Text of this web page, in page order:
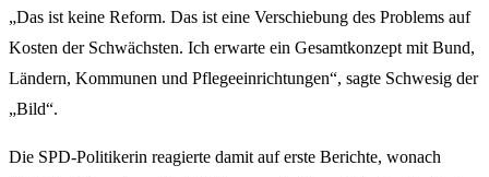
„Das ist keine Reform. Das ist eine Verschiebung des Problems auf
Kosten der Schwächsten. Ich erwarte ein Gesamtkonzept mit Bund,
Ländern, Kommunen und Pflegeeinrichtungen“, sagte Schwesig der
„Bild“.
Die SPD-Politikerin reagierte damit auf erste Berichte, wonach